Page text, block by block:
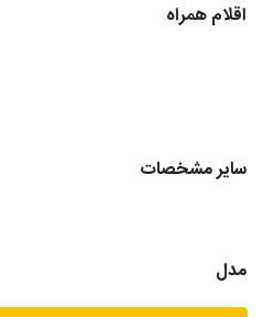
اقلام همراه
سایر مشخصات
مدل